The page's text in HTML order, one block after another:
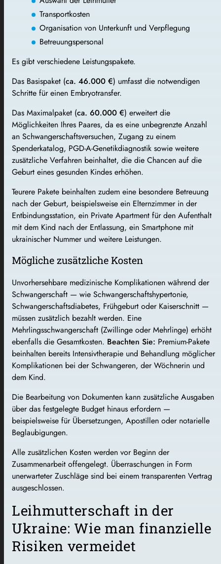
Transportkosten
Organisation von Unterkunft und Verpflegung
Betreuungspersonal
Es gibt verschiedene Leistungspakete.
Das Basispaket (ca. 46.000 €) umfasst die notwendigen
Schritte für einen Embryotransfer.
Das Maximalpaket (ca. 60.000 €) erweitert die
Möglichkeiten Ihres Paares, da es eine unbegrenzte Anzahl
an Schwangerschaftsversuchen, Zugang zu einem
Spenderkatalog, PGD-A-Genetikdiagnostik sowie weitere
zusätzliche Verfahren beinhaltet, die die Chancen auf die
Geburt eines gesunden Kindes erhöhen.
Teurere Pakete beinhalten zudem eine besondere Betreuung
nach der Geburt, beispielsweise ein Elternzimmer in der
Entbindungsstation, ein Private Apartment für den Aufenthalt
mit dem Kind nach der Entlassung, ein Smartphone mit
ukrainischer Nummer und weitere Leistungen.
Mögliche zusätzliche Kosten
Unvorhersehbare medizinische Komplikationen während der
Schwangerschaft — wie Schwangerschaftshypertonie,
Schwangerschaftsdiabetes, Frühgeburt oder Kaiserschnitt —
müssen zusätzlich bezahlt werden. Eine
Mehrlingsschwangerschaft (Zwillinge oder Mehrlinge) erhöht
ebenfalls die Gesamtkosten. Beachten Sie: Premium-Pakete
beinhalten bereits Intensivtherapie und Behandlung möglicher
Komplikationen bei der Schwangeren, der Wöchnerin und
dem Kind.
Die Bearbeitung von Dokumenten kann zusätzliche Ausgaben
über das festgelegte Budget hinaus erfordern —
beispielsweise für Übersetzungen, Apostillen oder notarielle
Beglaubigungen.
Alle zusätzlichen Kosten werden vor Beginn der
Zusammenarbeit offengelegt. Überraschungen in Form
unerwarteter Zuschläge sind bei einem transparenten Vertrag
ausgeschlossen.
Leihmutterschaft in der
Ukraine: Wie man finanzielle
Risiken vermeidet